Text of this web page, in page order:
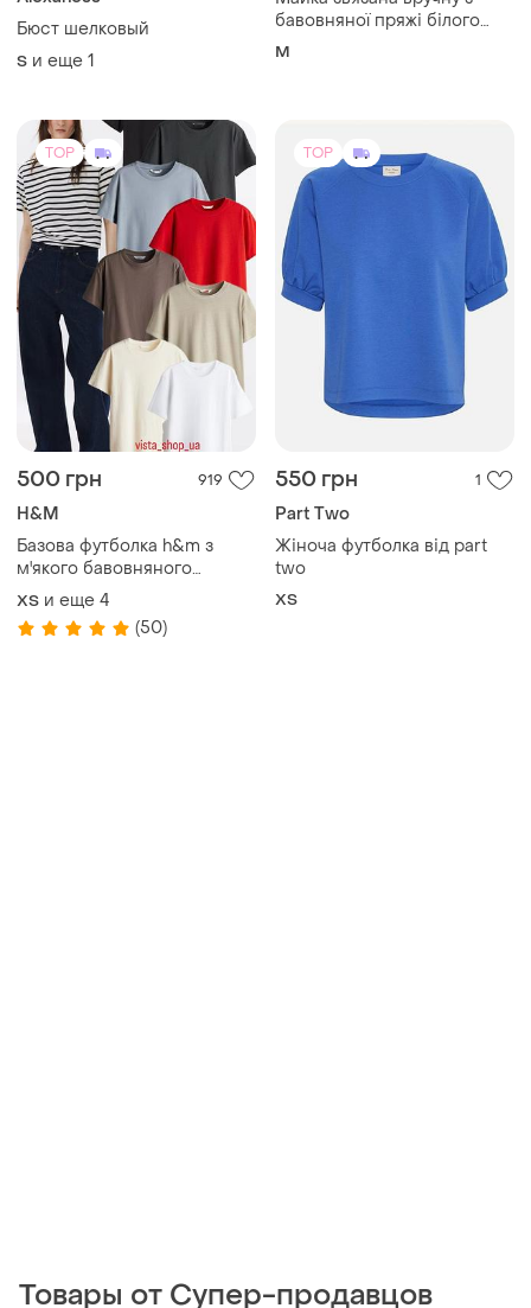
Бюст шелковый
S и еще 1
бавовняної пряжі білого
кольору.
M
TOP
500 грн 919
H&M
Базова футболка h&m з
м'якого бавовняного
трикотажу
ХS и еще 4
(50)
TOP
550 грн 1
Part Two
Жіноча футболка від part
two
ХS
Товары от Супер-продавцов